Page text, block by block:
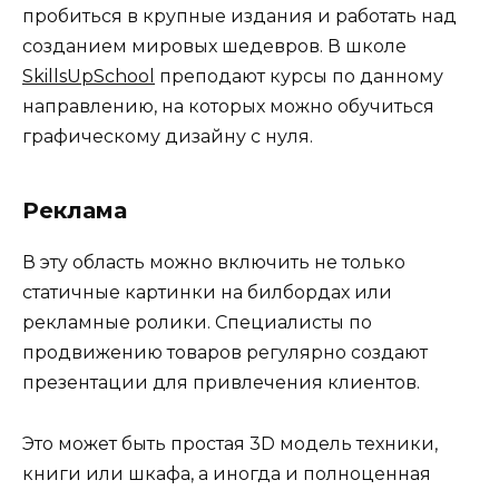
пробиться в крупные издания и работать над
созданием мировых шедевров. В школе
SkillsUpSchool преподают курсы по данному
направлению, на которых можно обучиться
графическому дизайну с нуля.
Реклама
В эту область можно включить не только
статичные картинки на билбордах или
рекламные ролики. Специалисты по
продвижению товаров регулярно создают
презентации для привлечения клиентов.
Это может быть простая 3D модель техники,
книги или шкафа, а иногда и полноценная